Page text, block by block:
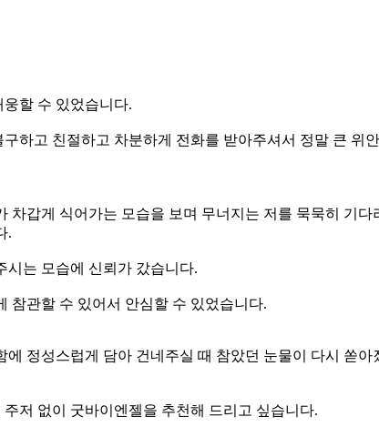
할 수 있었습니다.
하고 친절하고 차분하게 전화를 받아주셔서 정말 큰 위
갑게 식어가는 모습을 보며 무너지는 저를 묵묵히 기
.
시는 모습에 신뢰가 갔습니다.
참관할 수 있어서 안심할 수 있었습니다.
정성스럽게 담아 건네주실 때 참았던 눈물이 다시 쏟
저 없이 굿바이엔젤을 추천해 드리고 싶습니다.